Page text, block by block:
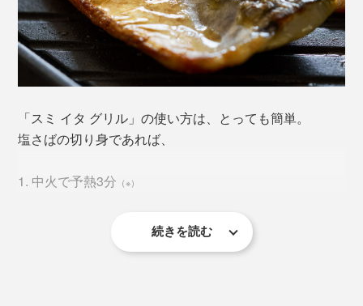
「スミ イタ グリル」の使い方は、とっても簡単。
塩さばの切り身であれば、
1. 中火で予熱3分 （※）
2. 中火で両面を約3分ずつ焼く
続きを読む